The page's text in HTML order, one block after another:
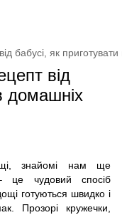
бабусі, як
від
домашніх
знайомі нам ще
це чудовий спосіб
готуються швидко і
Прозорі кружечки,